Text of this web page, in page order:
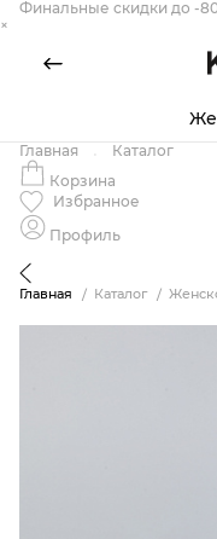
Финальные скидки до -
×
Главная
Каталог
Корзина
Избранное
Профиль
Главная Каталог